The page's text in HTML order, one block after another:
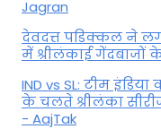
Jagran
देवदत्त पडिक्कल ने
में श्रीलंकाई गेंदबाजों
IND vs SL: टीम
के चलते श्रीलंका
- AajTak